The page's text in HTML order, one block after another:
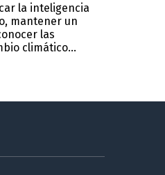
la inteligencia
mantener un
las
climático...